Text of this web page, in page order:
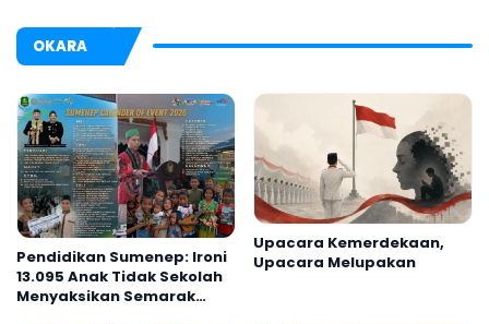
OKARA
Pendidikan Sumenep: Ironi
13.095 Anak Tidak Sekolah
Menyaksikan Semarak
Upacara Kemerdekaan,
Upacara Melupakan